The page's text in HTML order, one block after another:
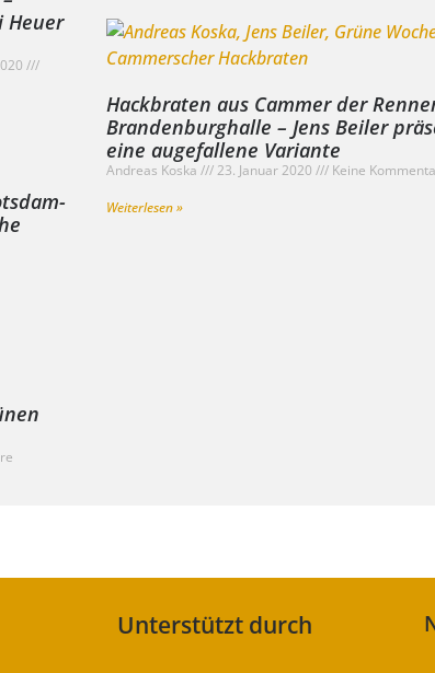
Heuer
Hackbraten aus Cammer der
Brandenburghalle – Jens Beiler
eine augefallene Variante
Andreas Koska 23. Januar 2020
Keine
Weiterlesen »
Unterstützt durch